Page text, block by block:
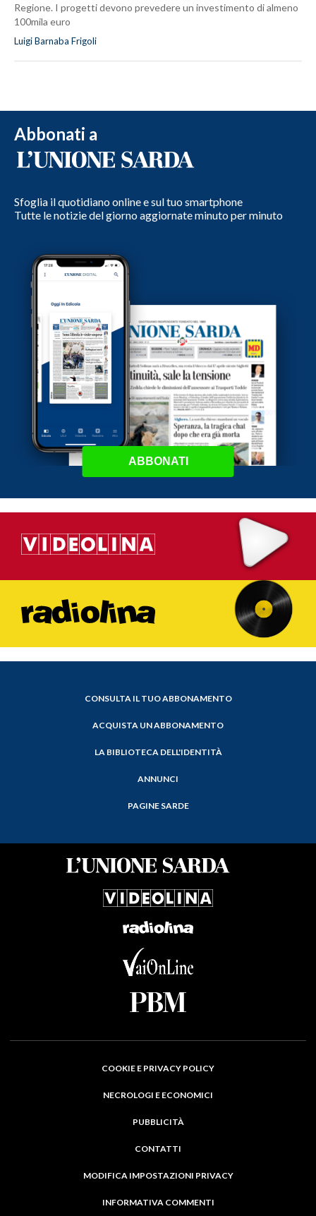
Regione. I progetti devono prevedere un investimento di almeno
100mila euro
Luigi Barnaba Frigoli
Abbonati a
Sfoglia il quotidiano online e sul tuo smartphone
Tutte le notizie del giorno aggiornate minuto per minuto
ABBONATI
CONSULTA IL TUO ABBONAMENTO
ACQUISTA UN ABBONAMENTO
LA BIBLIOTECA DELL'IDENTITÀ
ANNUNCI
PAGINE SARDE
COOKIE E PRIVACY POLICY
NECROLOGI E ECONOMICI
PUBBLICITÀ
CONTATTI
MODIFICA IMPOSTAZIONI PRIVACY
INFORMATIVA COMMENTI